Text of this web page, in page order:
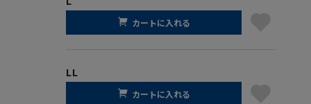
カートに入れる
LL
カートに入れる